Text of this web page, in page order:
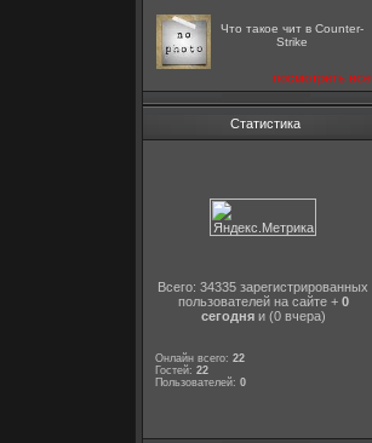
Что такое чит в Counter-
Strike
посмотреть все
Статистика
Всего: 34335 зарегистрированных
пользователей на сайте + 0
сегодняи (0 вчера)
Онлайн всего: 22
Гостей: 22
Пользователей: 0